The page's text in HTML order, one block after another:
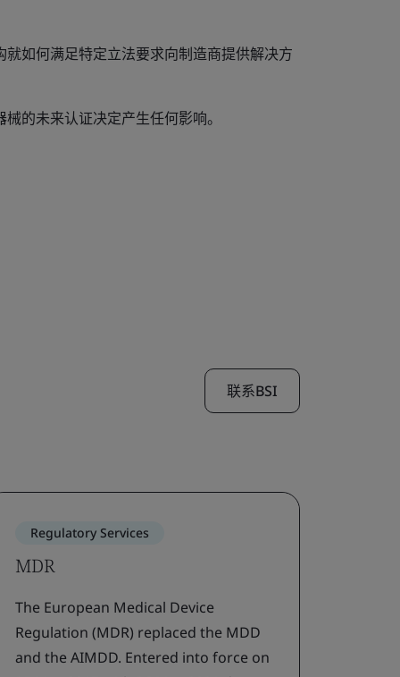
如何满足特定立法要求向制造商提供解决方
的未来认证决定产生任何影响。
联系BSI
Regulatory Services
MDR
The European Medical Device
Regulation (MDR) replaced the MDD
and the AIMDD. Entered into force on